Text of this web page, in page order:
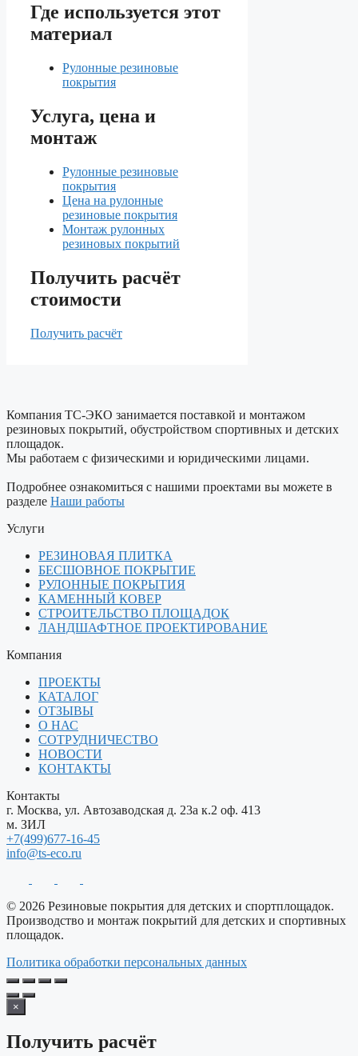
Где используется этот
материал
Рулонные резиновые
покрытия
Услуга, цена и
монтаж
Рулонные резиновые
покрытия
Цена на рулонные
резиновые покрытия
Монтаж рулонных
резиновых покрытий
Получить расчёт
стоимости
Получить расчёт
Компания ТС-ЭКО занимается поставкой и монтажом
резиновых покрытий, обустройством спортивных и детских
площадок.
Мы работаем с физическими и юридическими лицами.
Подробнее ознакомиться с нашими проектами вы можете в
разделе Наши работы
Услуги
РЕЗИНОВАЯ ПЛИТКА
БЕСШОВНОЕ ПОКРЫТИЕ
РУЛОННЫЕ ПОКРЫТИЯ
КАМЕННЫЙ КОВЕР
СТРОИТЕЛЬСТВО ПЛОЩАДОК
ЛАНДШАФТНОЕ ПРОЕКТИРОВАНИЕ
Компания
ПРОЕКТЫ
КАТАЛОГ
ОТЗЫВЫ
О НАС
СОТРУДНИЧЕСТВО
НОВОСТИ
КОНТАКТЫ
Контакты
г. Москва, ул. Автозаводская д. 23а к.2 оф. 413
м. ЗИЛ
+7(499)677-16-45
info@ts-eco.ru
© 2026 Резиновые покрытия для детских и спортплощадок.
Производство и монтаж покрытий для детских и спортивных
площадок.
Политика обработки персональных данных
×
Получить расчёт